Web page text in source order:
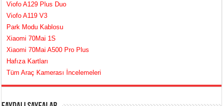
Viofo A129 Plus Duo
Viofo A119 V3
Park Modu Kablosu
Xiaomi 70Mai 1S
Xiaomi 70Mai A500 Pro Plus
Hafıza Kartları
Tüm Araç Kamerası İncelemeleri